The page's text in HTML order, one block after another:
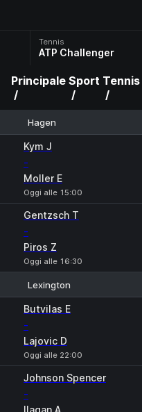
Tennis
ATP Challenger
Principale Sport Tennis
Hagen
Kym J
-
Moller E
Oggi alle 15:00
Gentzsch T
-
Piros Z
Oggi alle 16:30
Lexington
Butvilas E
-
Lajovic D
Oggi alle 22:00
Johnson Spencer
-
Ilagan A